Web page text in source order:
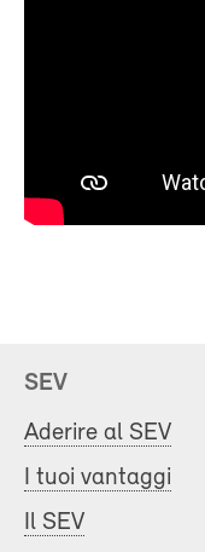
SEV
Aderire al SEV
I tuoi vantaggi
Il SEV